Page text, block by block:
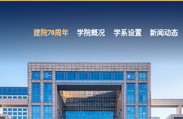
建院70周年
学院概况 学系设置 新闻动态